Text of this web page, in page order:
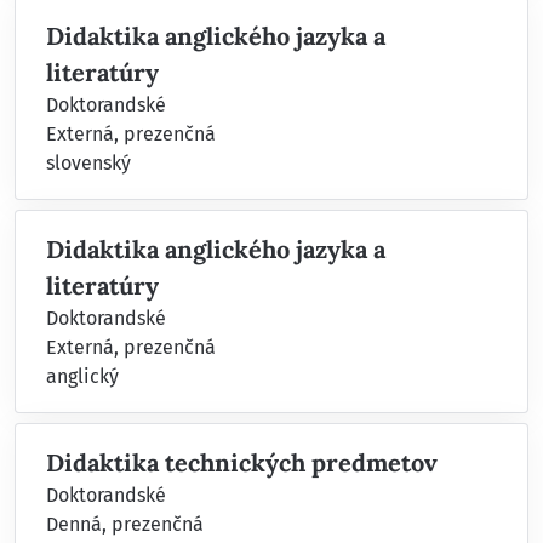
Didaktika anglického jazyka a
literatúry
Doktorandské
Externá, prezenčná
slovenský
Didaktika anglického jazyka a
literatúry
Doktorandské
Externá, prezenčná
anglický
Didaktika technických predmetov
Doktorandské
Denná, prezenčná